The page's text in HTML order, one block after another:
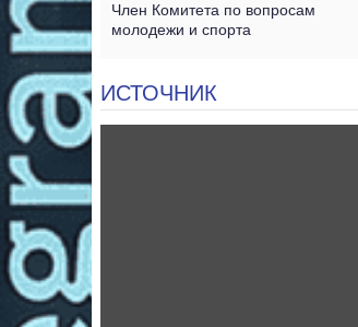
Член Комитета по вопросам
молодежи и спорта
ИСТОЧНИК